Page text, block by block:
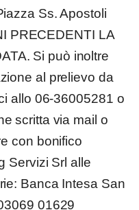
Ss. Apostoli
PRECEDENTI LA
Si può inoltre
al prelievo da
allo 06-36005281 o
scritta via mail o
con bonifico
Servizi Srl alle
Banca Intesa San
01629